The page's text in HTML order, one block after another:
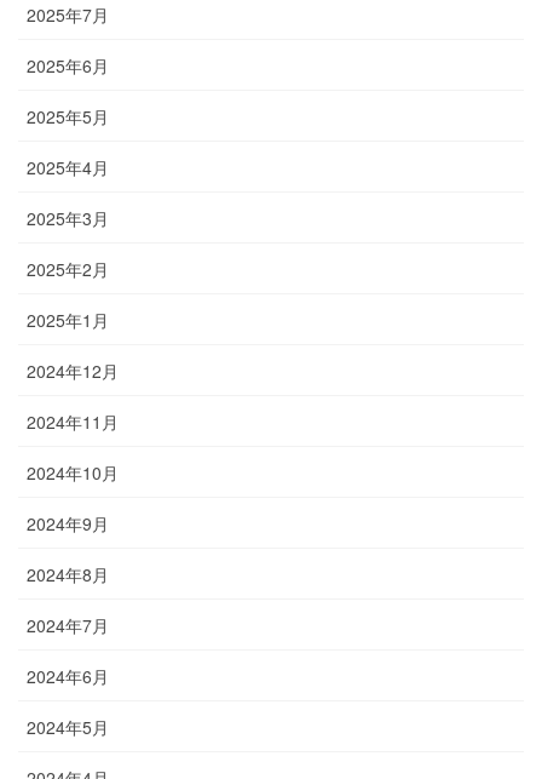
2025年7月
2025年6月
2025年5月
2025年4月
2025年3月
2025年2月
2025年1月
2024年12月
2024年11月
2024年10月
2024年9月
2024年8月
2024年7月
2024年6月
2024年5月